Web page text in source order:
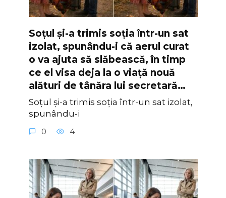
Soțul și-a trimis soția într-un sat
izolat, spunându-i că aerul curat
o va ajuta să slăbească, în timp
ce el visa deja la o viață nouă
alături de tânăra lui secretară…
Soțul și-a trimis soția într-un sat izolat,
spunându-i
0 4